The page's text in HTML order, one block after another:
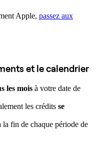
Apple, passez aux
et le calendrier
les mois à votre date de
les crédits se
la fin de chaque période de